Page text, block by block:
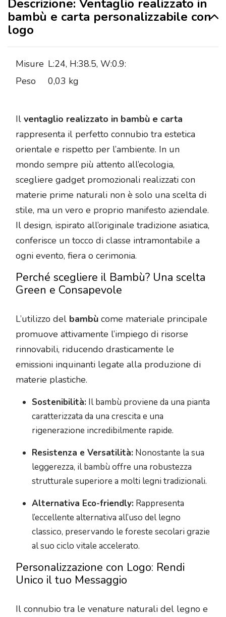
Descrizione: Ventaglio realizzato in
bambù e carta personalizzabile con
logo
Misure L:24, H:38.5, W:0.9:
Peso
0,03 kg
Il ventaglio realizzato in bambù e carta
rappresenta il perfetto connubio tra estetica
orientale e rispetto per l’ambiente. In un
mondo sempre più attento all’ecologia,
scegliere gadget promozionali realizzati con
materie prime naturali non è solo una scelta di
stile, ma un vero e proprio manifesto aziendale.
Il design, ispirato all’originale tradizione asiatica,
conferisce un tocco di classe intramontabile a
ogni evento, fiera o cerimonia.
Perché scegliere il Bambù? Una scelta
Green e Consapevole
L’utilizzo del bambù come materiale principale
promuove attivamente l’impiego di risorse
rinnovabili, riducendo drasticamente le
emissioni inquinanti legate alla produzione di
materie plastiche.
Sostenibilità: Il bambù proviene da una pianta
caratterizzata da una crescita e una
rigenerazione incredibilmente rapide.
Resistenza e Versatilità: Nonostante la sua
leggerezza, il bambù offre una robustezza
strutturale superiore a molti legni tradizionali.
Alternativa Eco-friendly: Rappresenta
l’eccellente alternativa all’uso del legno
classico, preservando le foreste secolari grazie
al suo ciclo vitale accelerato.
Personalizzazione con Logo: Rendi
Unico il tuo Messaggio
Il connubio tra le venature naturali del legno e